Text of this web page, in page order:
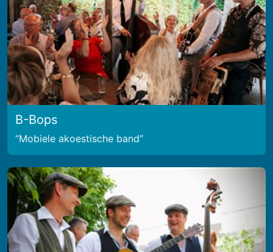
B-Bops
Mobiele akoestische band